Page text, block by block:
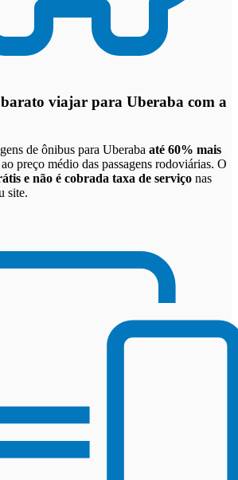
barato viajar para Uberaba com a
de ônibus para Uberaba até 60% mais
preço médio das passagens rodoviárias. O
e não é cobrada taxa de serviço nas
site.